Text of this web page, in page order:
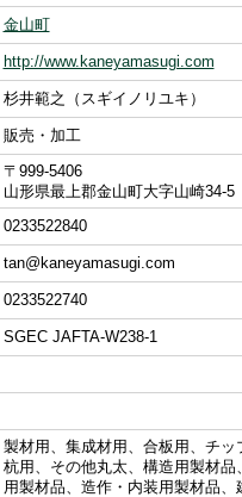
金山町
http://www.kaneyamasugi.com
杉井範之（スギイノリユキ）
販売・加工
〒999-5406
山形県最上郡金山町大字山崎34-5
0233522840
tan@kaneyamasugi.com
0233522740
SGEC JAFTA-W238-1
製材用、集成材用、合板用、チッ
杭用、その他丸太、構造用製材品
用製材品、造作・内装用製材品、